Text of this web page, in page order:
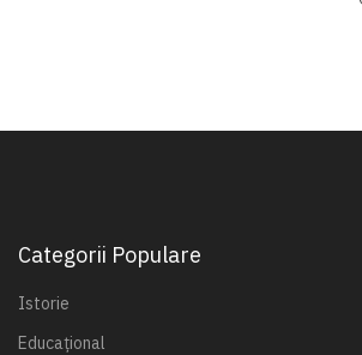
Categorii Populare
Istorie
Educațional